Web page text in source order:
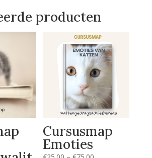
producten
Cursusmap
Emoties